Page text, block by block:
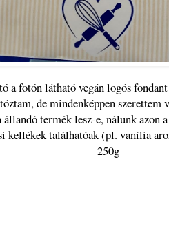
a fotón látható vegán logós
de mindenképpen szerettem
termék lesz-e, nálunk azon
kellékek találhatóak (pl. vanília
250g